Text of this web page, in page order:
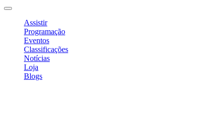
Assistir
Programação
Eventos
Classificações
Notícias
Loja
Blogs